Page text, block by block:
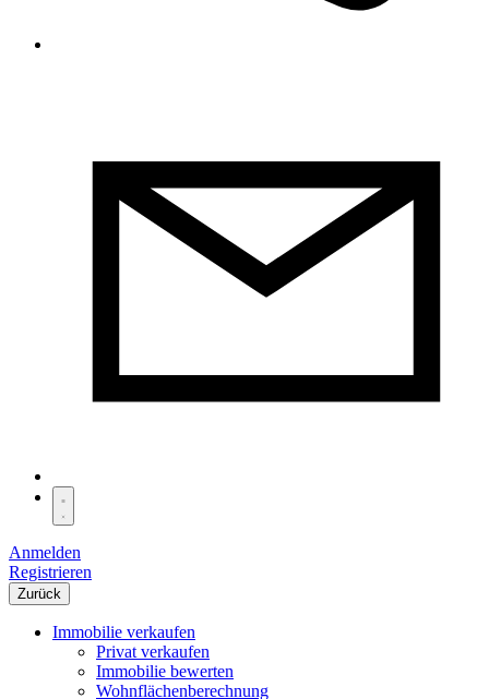
Anmelden
Registrieren
Zurück
Immobilie verkaufen
Privat verkaufen
Immobilie bewerten
Wohnflächenberechnung